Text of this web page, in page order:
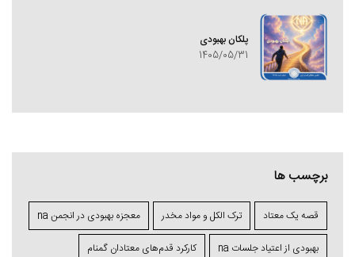
پلکان بهبودی
1405/05/31
برچسب ها
قصه یک معتاد ترک الکل و مواد مخدر معجزه بهبودی در انجمن na
بهبودی از اعتیاد جلسات na کارکرد قدم‌های معتادان گمنام